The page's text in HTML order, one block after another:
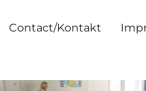
Contact/Kontakt